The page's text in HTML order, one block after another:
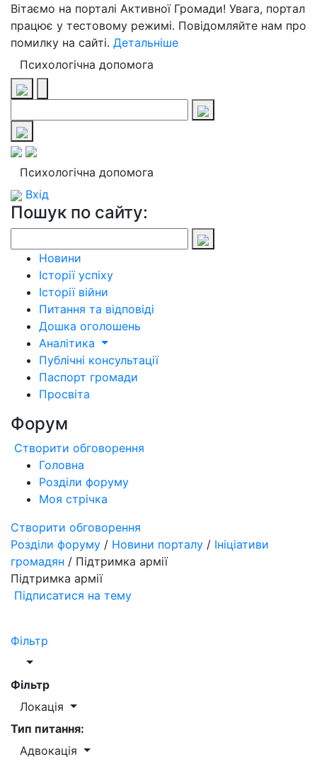
Вітаємо на порталі Активної Громади! Увага, портал
працює у тестовому режимі. Повідомляйте нам про
помилку на сайті. Детальніше
Психологічна допомога
Психологічна допомога
Вхід
Пошук по сайту:
Новини
Історії успіху
Історії війни
Питання та відповіді
Дошка оголошень
Аналітика
Публічні консультації
Паспорт громади
Просвіта
Форум
Створити обговорення
Головна
Розділи форуму
Моя стрічка
Створити обговорення
Розділи форуму / Новини порталу / Ініціативи
громадян / Підтримка армії
Підтримка армії
Підписатися на тему
Фільтр
Фільтр
Локація
Тип питання:
Адвокація